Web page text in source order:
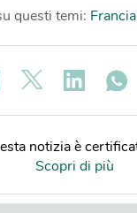
questi temi: Francia
notizia è
Scopri di più